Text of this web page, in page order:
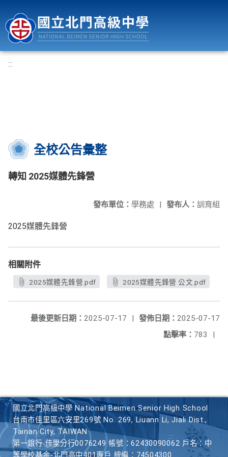
:::
全校公告彙整
轉知 2025媒體先鋒營
發布人： 訓育組
發布單位： 學務處 |
2025媒體先鋒營
相關附件
2025媒體先鋒營.pdf 2025媒體先鋒營 公文.pdf
發佈日期： 2025-07-17
最後更新日期： 2025-07-17
|
點擊率： 783 |
國立北門高級中學 National Beimen Senior High School
台南市佳里區六安里269號 No. 269, Liuann Li, Jiali Dist.,
Tainan City, TAIWAN
第一銀行 佳里分行0076249 帳號：62430090062 戶名：中
等學校基金-北門高中401專戶 統編：74504300